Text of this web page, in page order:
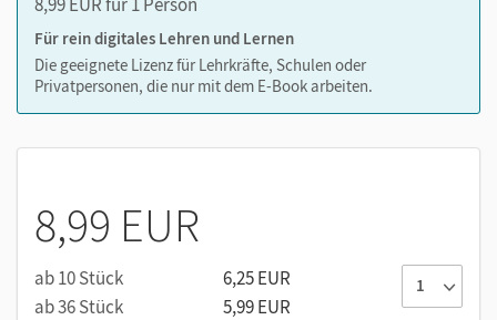
Für rein digitales Lehren und Lernen
Die geeignete Lizenz für Lehrkräfte, Schulen oder
Privatpersonen, die nur mit dem E-Book arbeiten.
8,99 EUR
ab 10 Stück
6,25 EUR
ab 36 Stück
5,99 EUR